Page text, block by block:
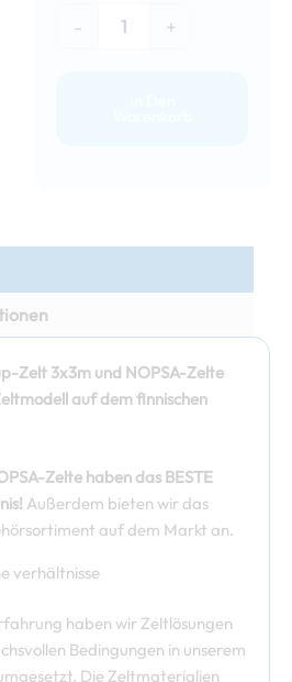
- +
Zelt 3x3m und NOPSA-Zelte
auf dem finnischen
Zelte haben das BESTE
Außerdem bieten wir das
auf dem Markt an.
verhältnisse
haben wir Zeltlösungen
Bedingungen in unserem
Die Zeltmaterialien